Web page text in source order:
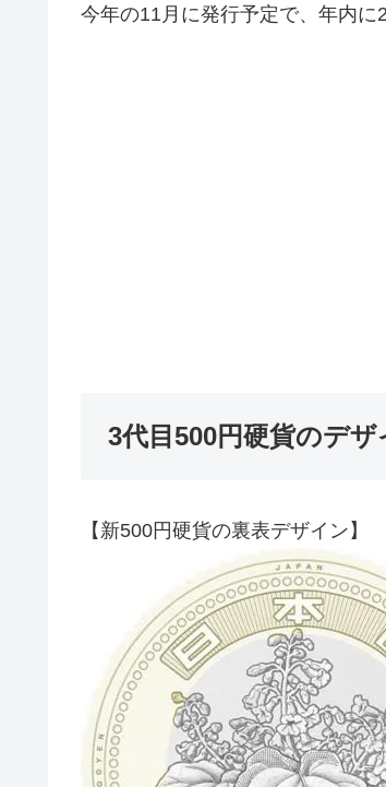
今年の11月に発行予定で、年内に
3代目500円硬貨のデザ
【新500円硬貨の裏表デザイン】